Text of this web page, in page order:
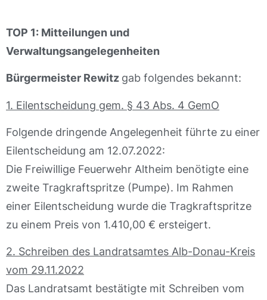
TOP 1: Mitteilungen und
Verwaltungsangelegenheiten
Bürgermeister Rewitz gab folgendes bekannt:
1. Eilentscheidung gem. § 43 Abs. 4 GemO
Folgende dringende Angelegenheit führte zu einer
Eilentscheidung am 12.07.2022:
Die Freiwillige Feuerwehr Altheim benötigte eine
zweite Tragkraftspritze (Pumpe). Im Rahmen
einer Eilentscheidung wurde die Tragkraftspritze
zu einem Preis von 1.410,00 € ersteigert.
2. Schreiben des Landratsamtes Alb-Donau-Kreis
vom 29.11.2022
Das Landratsamt bestätigte mit Schreiben vom